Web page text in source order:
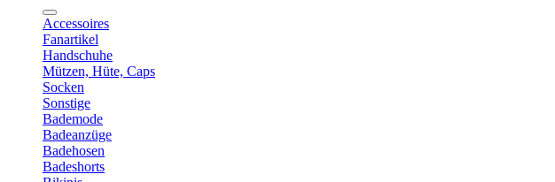
Accessoires
Fanartikel
Handschuhe
Mützen, Hüte, Caps
Socken
Sonstige
Bademode
Badeanzüge
Badehosen
Badeshorts